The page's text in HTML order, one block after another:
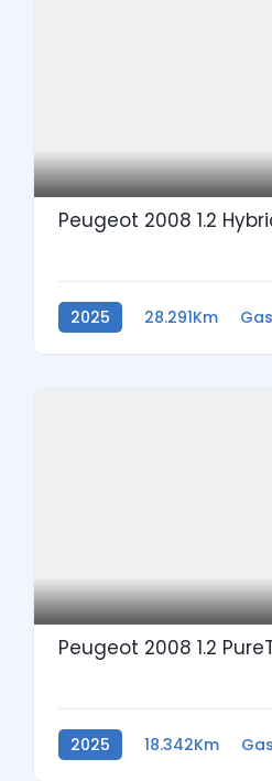
Peugeot 2008 1.2
2025 28.291Km
Peugeot 2008 1.2
2025 18.342Km